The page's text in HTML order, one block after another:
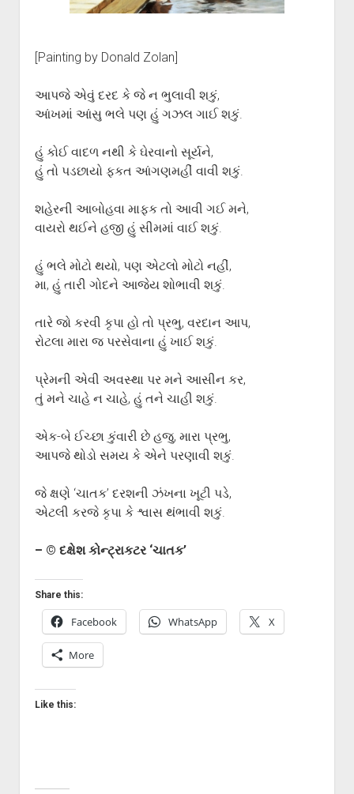
menu
ગુજરાતી સાહિત્ય-જગત
સર્જકોને સલામ
Privacy Policy
[Painting by Donald Zolan]
આપજે એવું દરદ કે જે ન ભુલાવી શકું,
આંખમાં આંસુ ભલે પણ હું ગઝલ ગાઈ શકું.
હું કોઈ વાદળ નથી કે ઘેરવાનો સૂર્યને,
હું તો પડછાયો ફકત આંગણમહીં વાવી શકું.
શહેરની આબોહવા માફક તો આવી ગઈ મને,
વાયરો થઈને હજી હું સીમમાં વાઈ શકું.
હું ભલે મોટો થયો, પણ એટલો મોટો નહીં,
મા, હું તારી ગોદને આજેય શોભાવી શકું.
તારે જો કરવી કૃપા હો તો પ્રભુ, વરદાન આપ,
રોટલા મારા જ પરસેવાના હું ખાઈ શકું.
પ્રેમની એવી અવસ્થા પર મને આસીન કર,
તું મને ચાહે ન ચાહે, હું તને ચાહી શકું.
એક-બે ઈચ્છા કુંવારી છે હજુ, મારા પ્રભુ,
આપજે થોડો સમય કે એને પરણાવી શકું.
જે ક્ષણે ‘ચાતક’ દરશની ઝંખના ખૂટી પડે,
એટલી કરજે કૃપા કે શ્વાસ થંભાવી શકું.
– © દક્ષેશ કોન્ટ્રાકટર ‘ચાતક’
Share this:
Facebook WhatsApp X
More
Like this: